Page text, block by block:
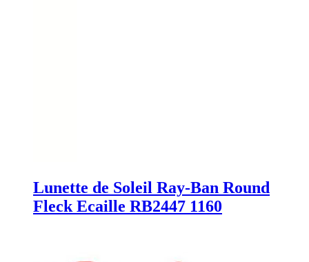
Lunette de Soleil Ray-Ban Round
Fleck Ecaille RB2447 1160